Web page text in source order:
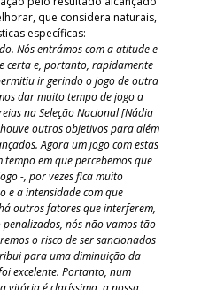
que considera naturais,
específicas:
Nós entrámos com a atitude e
certa e, portanto, rapidamente
ir gerindo o jogo de outra
dar muito tempo de jogo a
na Seleção Nacional [Nádia
outros objetivos para além
Agora um jogo com estas
em que percebemos que
-, por vezes fica muito
e a intensidade com que
outros fatores que interferem,
nós não vamos tão
o risco de ser sancionados
para uma diminuição da
excelente. Portanto, num